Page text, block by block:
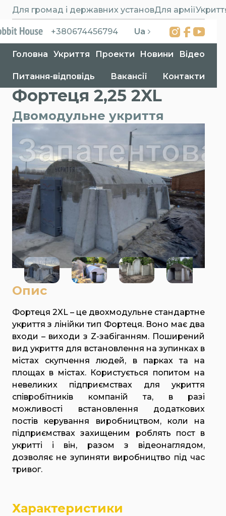
Для громад і державних установДля армії
+380674456794 Ua
Головна Укриття Проекти Новини Відео
Питання-відповідь Вакансії Контакти
Головна > Укриття > Фортеця 2,25 2XL
Фортеця 2,25 2XL
Двомодульне укриття
Опис
Фортеця 2XL – це двохмодульне стандартне
укриття з лінійки тип Фортеця. Воно має два
входи – виходи з Z-забіганням. Поширений
вид укриття для встановлення на зупинках в
містах скупчення людей, в парках та на
площах в містах. Користується попитом на
невеликих підприємствах для укриття
співробітників компаній та, в разі
можливості встановлення додаткових
постів керування виробництвом, коли на
підприємствах захищеним роблять пост в
укритті і він, разом з відеонаглядом,
дозволяє не зупиняти виробництво під час
тривог.
Характеристики